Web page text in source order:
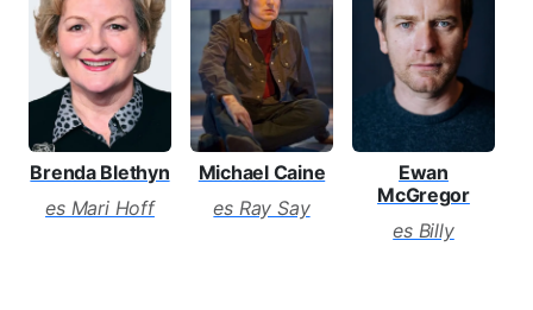
Brenda Blethyn
es Mari Hoff
Michael Caine
es Ray Say
Ewan
McGregor
es Billy